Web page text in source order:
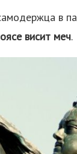
в
висит меч.